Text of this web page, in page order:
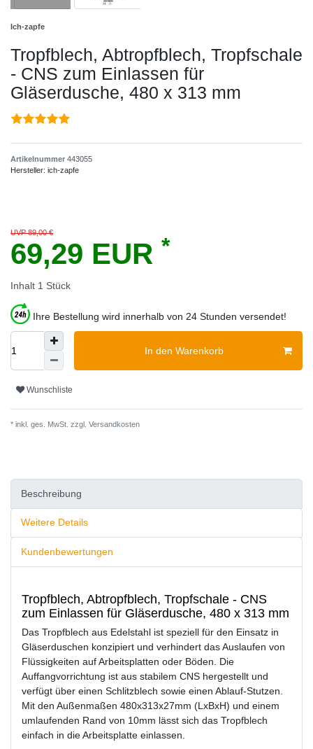
Ich-zapfe
Tropfblech, Abtropfblech, Tropfschale
- CNS zum Einlassen für
Gläserdusche, 480 x 313 mm
Artikelnummer 443055
Hersteller: ich-zapfe
UVP 89,00 €
69,29 EUR *
Inhalt 1 Stück
Ihre Bestellung wird innerhalb von 24 Stunden versendet!
In den Warenkorb
Wunschliste
* inkl. ges. MwSt. zzgl. Versandkosten
Beschreibung
Weitere Details
Kundenbewertungen
Tropfblech, Abtropfblech, Tropfschale - CNS
zum Einlassen für Gläserdusche, 480 x 313 mm
Das Tropfblech aus Edelstahl ist speziell für den Einsatz in
Gläserduschen konzipiert und verhindert das Auslaufen von
Flüssigkeiten auf Arbeitsplatten oder Böden. Die
Auffangvorrichtung ist aus stabilem CNS hergestellt und
verfügt über einen Schlitzblech sowie einen Ablauf-Stutzen.
Mit den Außenmaßen 480x313x27mm (LxBxH) und einem
umlaufenden Rand von 10mm lässt sich das Tropfblech
einfach in die Arbeitsplatte einlassen.